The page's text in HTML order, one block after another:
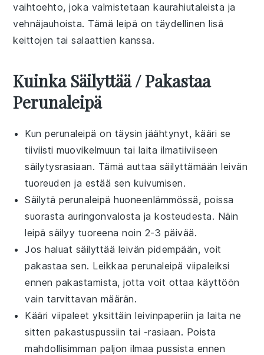
vaihtoehto, joka valmistetaankaurahiutaleista ja
vehnäjauhoista. Tämä leipä on täydellinen lisä
keittojen taisalaattien kanssa.
Kuinka Säilyttää / Pakastaa
Perunaleipä
Kunperunaleipä on täysin jäähtynyt, kääri se
tiiviistimuovikelmuun tai laita ilmatiiviiseen
säilytysrasiaan. Tämä auttaa säilyttämään leivän
tuoreuden ja estää sen kuivumisen.
Säilytäperunaleipä huoneenlämmössä, poissa
suorasta auringonvalosta ja kosteudesta. Näin
leipä säilyy tuoreena noin 2-3 päivää.
Jos haluat säilyttää leivän pidempään, voit
pakastaa sen. Leikkaaperunaleipä viipaleiksi
ennen pakastamista, jotta voit ottaa käyttöön
vain tarvittavan määrän.
Kääri viipaleet yksittäinleivinpaperiin ja laita ne
sitten pakastuspussiin tai -rasiaan. Poista
mahdollisimman paljon ilmaa pussista ennen